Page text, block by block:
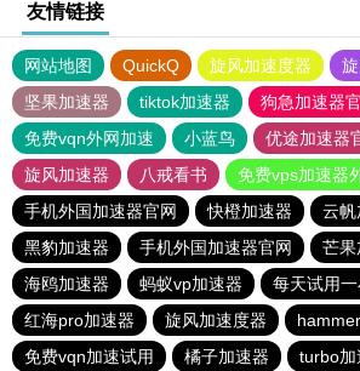
友情链接
网站地图 QuickQ 旋风加速度器
坚果加速器
tiktok加速器
狗急加速器
免费vqn外网加速
小蓝鸟 优途加速器
旋风加速器
八戒看书
免费vps加速器
手机外国加速器官网
快橙加速器
云帆
黑豹加速器
手机外国加速器官网 芒果
海鸥加速器
蚂蚁vp加速器
每天试用
红海pro加速器
旋风加速度器
免费vqn加速试用
橘子加速器 turbo加